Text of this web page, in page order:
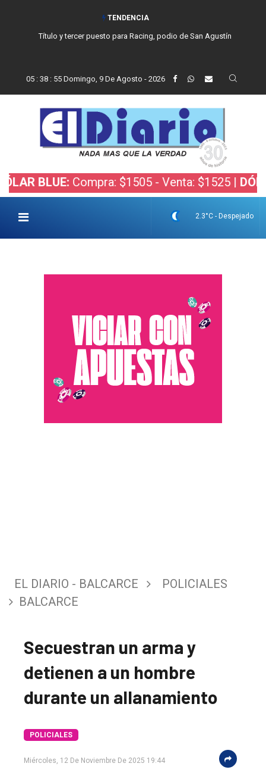
TENDENCIA
Título y tercer puesto para Racing, podio de San Agustín
05 : 38 : 55 Domingo, 9 De Agosto - 2026
Compra: $1505 - Venta: $1525 |DÓLAR
2.3°C - Despejado
El
DIARIO
EL DIARIO - BALCARCE
POLICIALES
BALCARCE
Secuestran un arma y
detienen a un hombre
durante un allanamiento
POLICIALES
Miércoles, 12 De Noviembre De 2025 19:44